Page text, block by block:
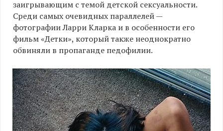
заигрывающим с темой детской сексуальности.
Среди самых очевидных параллелей —
фотографии Ларри Кларка и в особенности его
фильм «Детки», который также неоднократно
обвиняли в пропаганде педофилии.